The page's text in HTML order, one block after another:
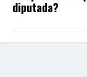
diputada?